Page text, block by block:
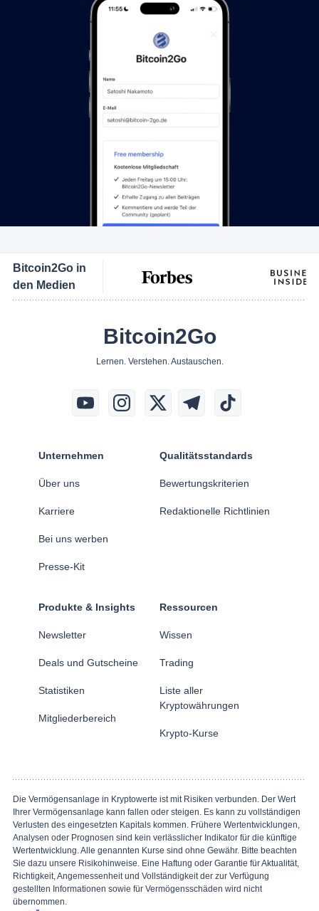
Bitcoin2Go in
den Medien
Bitcoin2Go
Lernen. Verstehen. Austauschen.
Unternehmen
Über uns
Karriere
Bei uns werben
Presse-Kit
Qualitätsstandards
Bewertungskriterien
Redaktionelle Richtlinien
Produkte & Insights
Newsletter
Deals und Gutscheine
Statistiken
Mitgliederbereich
Ressourcen
Wissen
Trading
Liste aller
Kryptowährungen
Krypto-Kurse
Die Vermögensanlage in Kryptowerte ist mit Risiken verbunden. Der Wert
Ihrer Vermögensanlage kann fallen oder steigen. Es kann zu vollständigen
Verlusten des eingesetzten Kapitals kommen. Frühere Wertentwicklungen,
Analysen oder Prognosen sind kein verlässlicher Indikator für die künftige
Wertentwicklung. Alle genannten Kurse sind ohne Gewähr. Bitte beachten
Sie dazu unsere Risikohinweise. Eine Haftung oder Garantie für Aktualität,
Richtigkeit, Angemessenheit und Vollständigkeit der zur Verfügung
gestellten Informationen sowie für Vermögensschäden wird nicht
übernommen.